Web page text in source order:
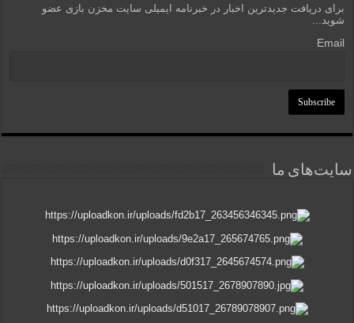
برای دریافت جدیدترین اخبار در خبرنامه ایمیلی سایت مخزن بازی عضو
شوید...
Email
سایت‌های ما